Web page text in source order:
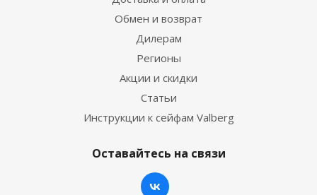
Обмен и возврат
Дилерам
Регионы
Акции и скидки
Статьи
Инструкции к сейфам Valberg
Оставайтесь на связи